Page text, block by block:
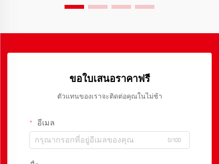
ขอใบเสนอราคาฟรี
ตัวแทนของเราจะติดต่อคุณในไม่ช้า
อีเมล
0/100